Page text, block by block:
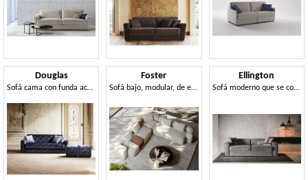
Douglas
Sofá cama con funda acolchada extraíble
Foster
Sofá bajo, modular, de estética sofisticada y envolvente
Ellington
Sofá moderno que se convierte en una cama cómoda.